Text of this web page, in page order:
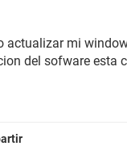
actualizar mi
del sofware esta